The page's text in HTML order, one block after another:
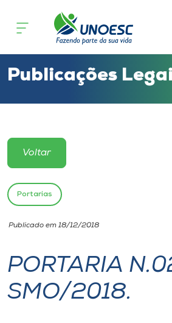
Cursos
Atendimento ao Estudante
Portal de Ensino
Unoesc
Internacionalização
I.nova
Publicações
Voltar
Portarias
Publicado em 18/12/2018
PORTARIA
SMO/2018.